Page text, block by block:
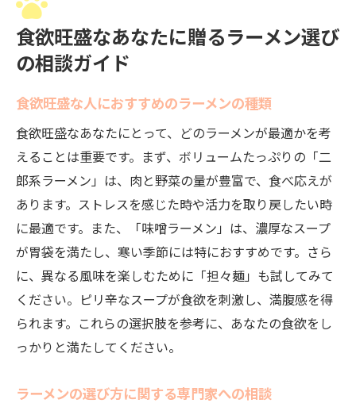
食欲旺盛なあなたに贈るラーメン選び
の相談ガイド
食欲旺盛な人におすすめのラーメンの種類
食欲旺盛なあなたにとって、どのラーメンが最適かを考
えることは重要です。まず、ボリュームたっぷりの「二
郎系ラーメン」は、肉と野菜の量が豊富で、食べ応えが
あります。ストレスを感じた時や活力を取り戻したい時
に最適です。また、「味噌ラーメン」は、濃厚なスープ
が胃袋を満たし、寒い季節には特におすすめです。さら
に、異なる風味を楽しむために「担々麺」も試してみて
ください。ピリ辛なスープが食欲を刺激し、満腹感を得
られます。これらの選択肢を参考に、あなたの食欲をし
っかりと満たしてください。
ラーメンの選び方に関する専門家への相談